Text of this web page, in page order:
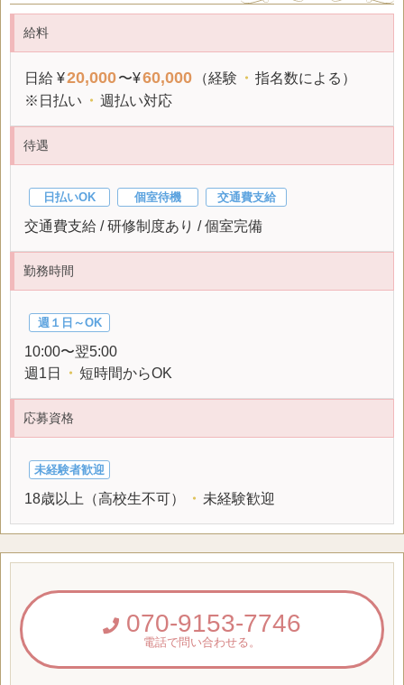
給料
日給 ¥20,000〜¥60,000 （経験 ・ 指名数による）
※日払い ・ 週払い対応
待遇
日払いOK 個室待機 交通費支給
交通費支給 / 研修制度あり / 個室完備
勤務時間
週１日～OK
10:00〜翌5:00
週1日
・ 短時間からOK
応募資格
未経験者歓迎
18歳以上（高校生不可） ・ 未経験歓迎
070-9153-7746
電話で問い合わせる。